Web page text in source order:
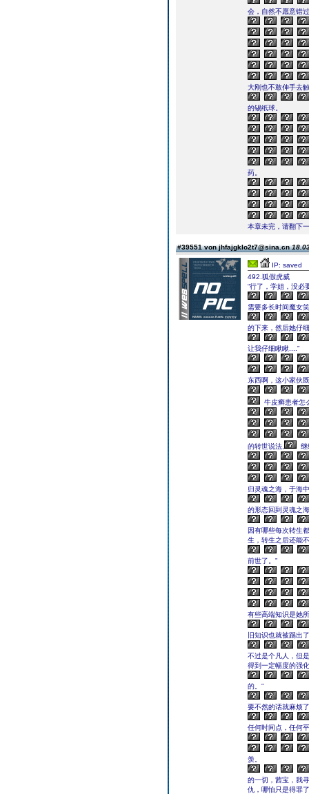
会，自然不愿意错
大刚也不敢伸手去
的锡纸球。
药。
本章未完，请翻下
#39551 von jhfajgklo2t7@sina.cn
IP: saved
492.狐假虎威
“行了，学姐，没必
需要多长时间魔女
的下来，然后她仔
让我仔细瞅瞅....”
东西啊，这小家伙
牛皮癣患者怎
的转世说法, 继
归灵魂之海，于海
的形态回到灵魂之
因有哪些每次转生
生，转生之后还能
前世了。”
有些高端知识是她
旧知识也就被踢出
不过是个凡人，但
得到一定幅度的强
的。”
要不然的话就麻烦
任何时间点，任何
羡。
的一切，茜宝，我
仇，哪怕只是得罪